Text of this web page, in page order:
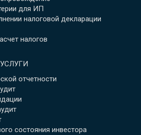
для ИП
налоговой декларации
налогов
отчетности
состояния инвестора